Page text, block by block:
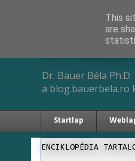
Dr.
Dr. Bauer Béla
a blog.bauerbela.ro
Startlap
ENCIKLOPÉDIA
This
are